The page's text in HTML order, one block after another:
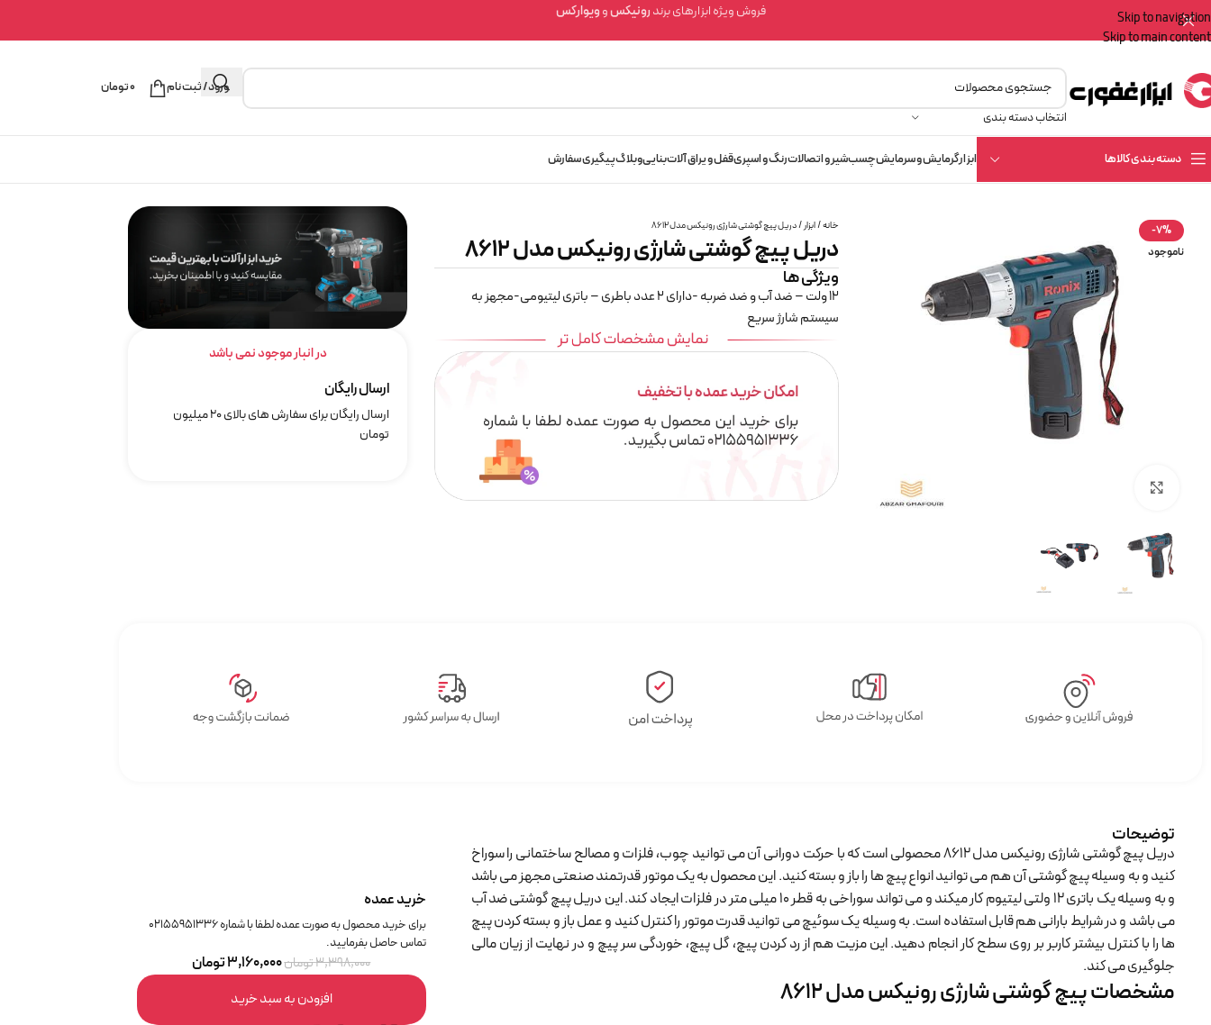
Skip to navigation
Skip to main content
فروش ویژه ابزارهای برندرونیکسوویوارکس
انتخاب دسته بندی
ورود / ثبت نام ۰تومان
دسته بندی کالاها ابزارگرمایش و سرمایشچسبشیر و اتصالاترنگ و اسپریقفل و یراق آلاتبناییوبلاگپیگیری سفارش
-7%
ناموجود
خانه/ابزار/دریل پیچ گوشتی شارژی رونیکس مدل 8612
دریل پیچ گوشتی شارژی رونیکس مدل 8612
ویژگی ها
12 ولت – ضد آب و ضد ضربه -دارای 2 عدد باطری – باتری لیتیومی-مجهز به
سیستم شارژ سریع
در انبار موجود نمی باشد
ارسال رایگان
ارسال رایگان برای سفارش های بالای 20 میلیون
تومان
توضیحات
دریل پیچ گوشتی شارژی رونیکس مدل 8612 محصولی است که با حرکت دورانی آن می توانید چوب، فلزات و مصالح ساختمانی را سوراخ
کنید و به وسیله پیچ گوشتی آن هم می توانید انواع پیچ ها را باز و بسته کنید. این محصول به یک موتور قدرتمند صنعتی مجهز می باشد
و به وسیله یک باتری 12 ولتی لیتیوم کار میکند و می تواند سوراخی به قطر 10 میلی متر در فلزات ایجاد کند. این دریل پیچ گوشتی ضد آب
می باشد و در شرایط بارانی هم قابل استفاده است. به وسیله یک سوئیچ می توانید قدرت موتور را کنترل کنید و عمل باز و بسته کردن پیچ
ها را با کنترل بیشتر کاربر بر روی سطح کار انجام دهید. این مزیت هم از رد کردن پیچ، گل پیچ، خوردگی سر پیچ و در نهایت از زیان مالی
جلوگیری می کند.
مشخصات پیچ گوشتی شارژی رونیکس مدل 8612
خرید عمده
برای خرید محصول به صورت عمده لطفا با شماره 02155951336
تماس حاصل بفرمایید.
۳,۳۹۸,۰۰۰تومان۳,۱۶۰,۰۰۰تومان
افزودن به سبد خرید